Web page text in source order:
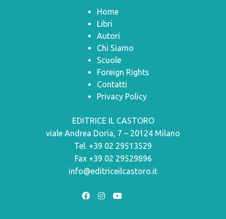
Home
Libri
Autori
Chi Siamo
Scuole
Foreign Rights
Contatti
Privacy Policy
EDITRICE IL CASTORO
viale Andrea Doria, 7 – 20124 Milano
Tel. +39 02 29513529
Fax +39 02 29529896
info@editriceilcastoro.it